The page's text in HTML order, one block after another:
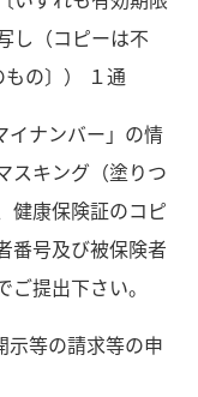
し（コピーは不
の〕） １通
イナンバー」の情
スキング（塗りつ
健康保険証のコピ
番号及び被保険者
提出下さい。
等の請求等の申